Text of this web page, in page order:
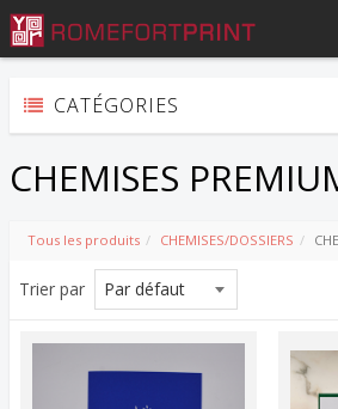
CATÉGORIES
CHEMISES
Tous les produits CHEMISES/DOSSIERS
Trier par